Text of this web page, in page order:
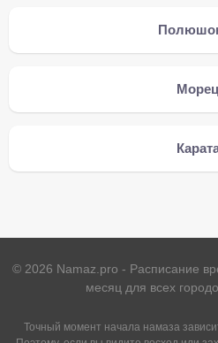
Морец
© 2026 Namaz.pro - Расписание
месяц для всех
Точный момент начала намаза